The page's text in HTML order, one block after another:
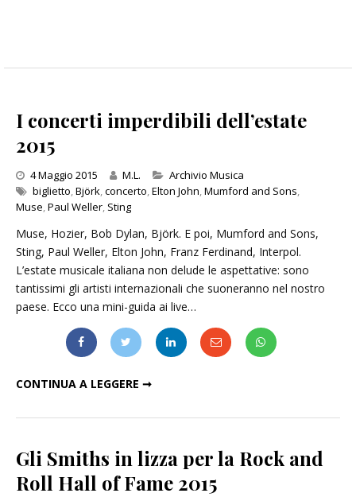
I concerti imperdibili dell’estate
2015
4 Maggio 2015 M.L. Categories
Archivio Musica
biglietto,Björk,concerto,Elton John,Mumford and Sons,
Muse,Paul Weller, Sting
Muse, Hozier, Bob Dylan, Björk. E poi, Mumford and Sons,
Sting, Paul Weller, Elton John, Franz Ferdinand, Interpol.
L’estate musicale italiana non delude le aspettative: sono
tantissimi gli artisti internazionali che suoneranno nel nostro
paese. Ecco una mini-guida ai live…
CONTINUA A LEGGERE ➞
Gli Smiths in lizza per la Rock and
Roll Hall of Fame 2015